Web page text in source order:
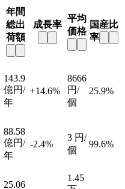
年間
総出
荷額
成長率
平均
価格
国産比
率
143.9
億円/
年
+14.6%
8666
円/
個
25.9%
88.58
億円/
年
-2.4%
3 円/
個
99.6%
25.06
1.45